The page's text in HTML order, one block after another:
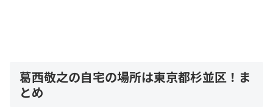
葛西敬之の自宅の場所は東京都杉並区！ま
とめ